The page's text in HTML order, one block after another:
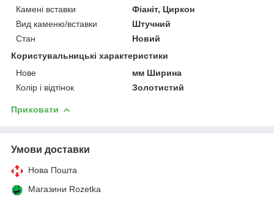
Камені вставки
Фіаніт, Циркон
Вид каменю/вставки
Штучний
Стан
Новий
Користувальницькі характеристики
Нове
мм Ширина
Колір і відтінок
Золотистий
Приховати
Умови доставки
Нова Пошта
Магазини Rozetka